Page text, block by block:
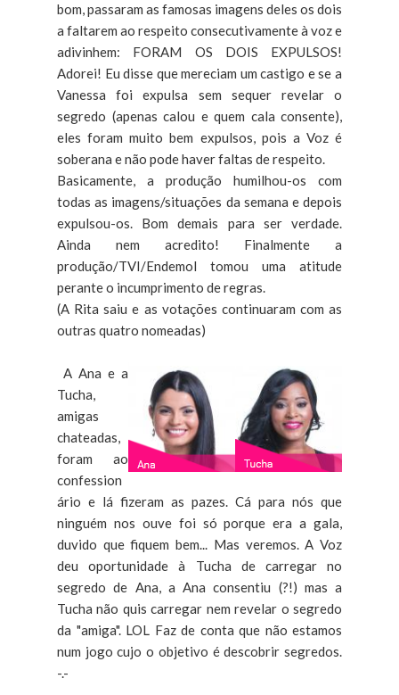
bom, passaram as famosas imagens deles os dois
a faltarem ao respeito consecutivamente à voz e
adivinhem: FORAM OS DOIS EXPULSOS!
Adorei! Eu disse que mereciam um castigo e se a
Vanessa foi expulsa sem sequer revelar o
segredo (apenas calou e quem cala consente),
eles foram muito bem expulsos, pois a Voz é
soberana e não pode haver faltas de respeito.
Basicamente, a produção humilhou-os com
todas as imagens/situações da semana e depois
expulsou-os. Bom demais para ser verdade.
Ainda nem acredito! Finalmente a
produção/TVI/Endemol tomou uma atitude
perante o incumprimento de regras.
(A Rita saiu e as votações continuaram com as
outras quatro nomeadas)
A Ana e a
Tucha,
amigas
chateadas,
foram ao
confession
ário e lá fizeram as pazes. Cá para nós que
ninguém nos ouve foi só porque era a gala,
duvido que fiquem bem... Mas veremos. A Voz
deu oportunidade à Tucha de carregar no
segredo de Ana, a Ana consentiu (?!) mas a
Tucha não quis carregar nem revelar o segredo
da "amiga". LOL Faz de conta que não estamos
num jogo cujo o objetivo é descobrir segredos.
-.-